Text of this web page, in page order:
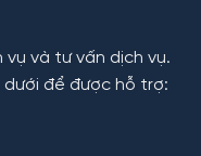
và tư vấn dịch vụ.
để được hỗ trợ: